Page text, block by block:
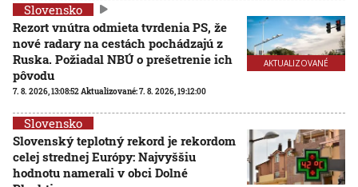
AKTUALIZOVANÉ
Slovensko
Rezort vnútra odmieta tvrdenia PS, že
nové radary na cestách pochádzajú z
Ruska. Požiadal NBÚ o prešetrenie ich
pôvodu
7. 8. 2026, 13:08:52Aktualizované:7. 8. 2026, 19:12:00
Slovensko
Slovenský teplotný rekord je rekordom
celej strednej Európy: Najvyššiu
hodnotu namerali v obci Dolné